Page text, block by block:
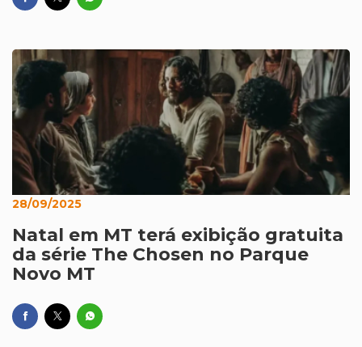
28/09/2025
Natal em MT terá exibição gratuita
da série The Chosen no Parque
Novo MT